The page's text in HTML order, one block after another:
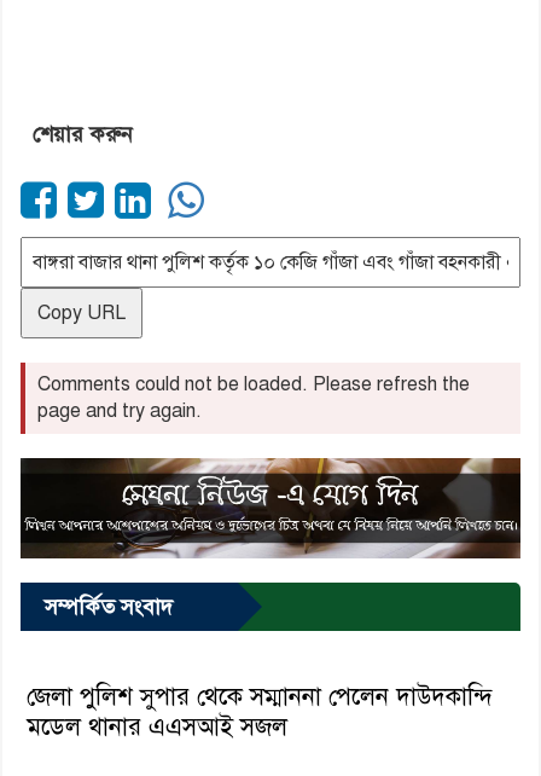
শেয়ার করুন
Copy URL
Comments could not be loaded. Please refresh the
page and try again.
সম্পর্কিত সংবাদ
জেলা পুলিশ সুপার থেকে সম্মাননা পেলেন দাউদকান্দি
মডেল থানার এএসআই সজল